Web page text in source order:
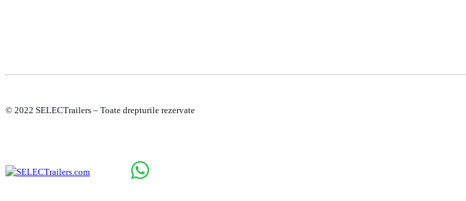
© 2022 SELECTrailers – Toate drepturile rezervate